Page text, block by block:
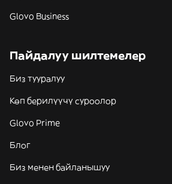
Glovo Business
Пайдалуу шилтемелер
Биз тууралуу
Көп берилүүчү суроолор
Glovo Prime
Блог
Биз менен байланышуу